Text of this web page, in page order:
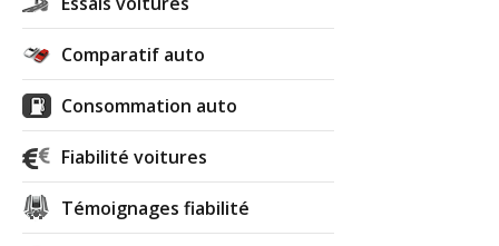
Comparatif auto
Consommation auto
Fiabilité voitures
Témoignages fiabilité